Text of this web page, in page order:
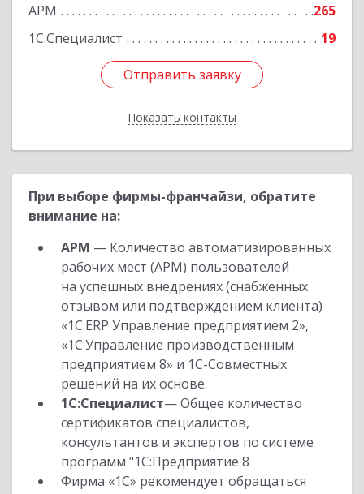
АРМ
265
1С:Специалист
19
Отправить заявку
Показать контакты
Подробнее
Отправить заявку
Назад
При выборе фирмы-франчайзи, обратите
внимание на:
АРМ — Количество автоматизированных
рабочих мест (АРМ) пользователей
на успешных внедрениях (снабженных
отзывом или подтверждением клиента)
«1С:ERP Управление предприятием 2»,
«1С:Управление производственным
предприятием 8» и 1С-Совместных
решений на их основе.
1С:Специалист— Общее количество
сертификатов специалистов,
консультантов и экспертов по системе
программ "1С:Предприятие 8
Фирма «1С» рекомендует обращаться